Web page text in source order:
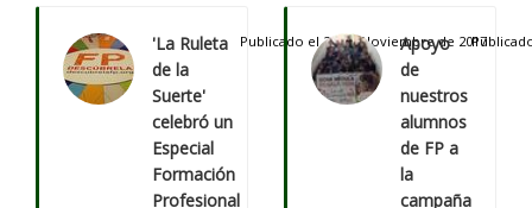
'La Ruleta
de la
Suerte'
celebró un
Especial
Formación
Profesional
Publicado el 20 de Noviembre de 2017
Apoyo
de
nuestros
alumnos
de FP a
la
campaña